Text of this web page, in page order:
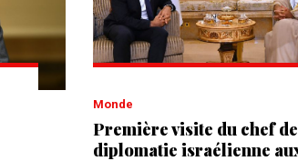
Monde
Première visite du chef
diplomatie israélienne